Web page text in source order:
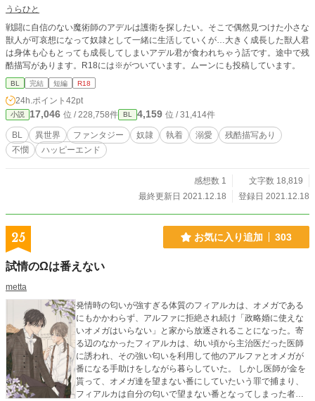
うらひと
戦闘に自信のない魔術師のアデルは護衛を探したい。そこで偶然見つけた小さな
獣人が可哀想になって奴隷として一緒に生活していくが…大きく成長した獣人君
は身体も心もとっても成長してしまいアデル君が食われちゃう話です。途中で残
酷描写があります。R18には※がついています。ムーンにも投稿しています。
BL 完結 短編 R18
24h.ポイント 42pt
小説 17,046 位 / 228,758件 BL 4,159 位 / 31,414件
BL 異世界 ファンタジー 奴隷 執着 溺愛
残酷描写あり
不憫
ハッピーエンド
感想数 1
文字数 18,819
最終更新日 2021.12.18
登録日 2021.12.18
25 お気に入り追加 303
試情のΩは番えない
metta
発情時の匂いが強すぎる体質のフィアルカは、オメガである
にもかかわらず、アルファに拒絶され続け「政略婚に使えな
いオメガはいらない」と家から放逐されることになった。寄
る辺のなかったフィアルカは、幼い頃から主治医だった医師
に誘われ、その強い匂いを利用して他のアルファとオメガが
番になる手助けをしながら暮らしていた。 しかし医師が金を
貰って、オメガ達を望まない番にしていたいう罪で捕まり、
フィアルカは自分の匂いで望まない番となってしまった者が